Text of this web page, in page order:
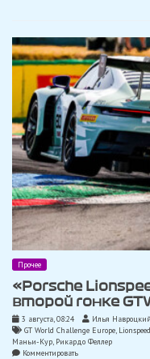
Прочее
«Porsche
второй гонке
3 августа, 08:24
Илья Навроцкий
GT World Challenge Europe
Маньи-Кур Рикардо Феллер
Комментироватьon